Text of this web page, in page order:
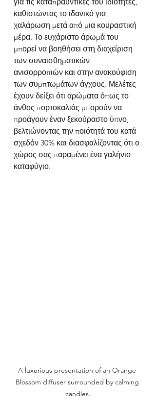
καθιστώντας το ιδανικό για
χαλάρωση μετά από μια κουραστική
μέρα. Το ευχάριστο άρωμά του
μπορεί να βοηθήσει στη διαχείριση
των συναισθηματικών
ανισορροπιών και στην ανακούφιση
των συμπτωμάτων άγχους. Μελέτες
έχουν δείξει ότι αρώματα όπως το
άνθος πορτοκαλιάς μπορούν να
προάγουν έναν ξεκούραστο ύπνο,
βελτιώνοντας την ποιότητά του κατά
σχεδόν 30% και διασφαλίζοντας ότι ο
χώρος σας παραμένει ένα γαλήνιο
καταφύγιο.
A luxurious presentation of an Orange
Blossom diffuser surrounded by calming
candles.